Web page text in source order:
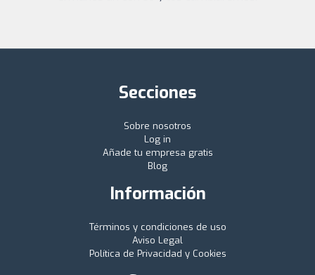
Secciones
Sobre nosotros
Log in
Añade tu empresa gratis
Blog
Información
Términos y condiciones de uso
Aviso Legal
Política de Privacidad y Cookies